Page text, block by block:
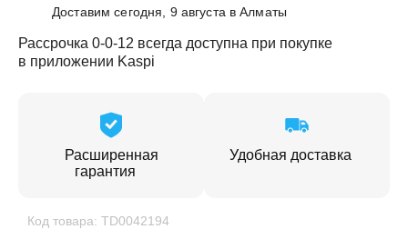
Доставим сегодня, 9 августа в Алматы
Рассрочка 0-0-12 всегда доступна при покупке
в приложении Kaspi
Расширенная
гарантия
Удобная доставка
Код товара: TD0042194